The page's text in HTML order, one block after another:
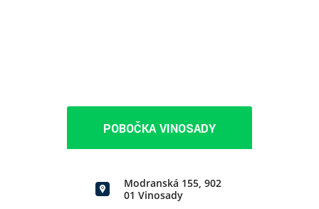
POBOČKA VINOSADY
Modranská 155, 902
01 Vinosady